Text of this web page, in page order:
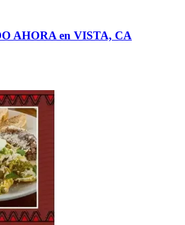
AHORA en VISTA, CA